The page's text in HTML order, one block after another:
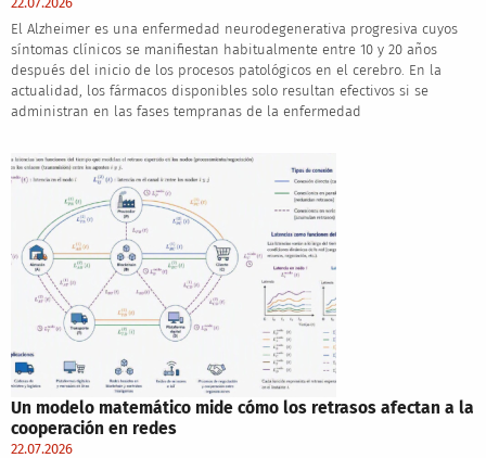
El Alzheimer es una enfermedad neurodegenerativa progresiva cuyos
síntomas clínicos se manifiestan habitualmente entre 10 y 20 años
después del inicio de los procesos patológicos en el cerebro. En la
actualidad, los fármacos disponibles solo resultan efectivos si se
administran en las fases tempranas de la enfermedad
Un modelo matemático mide cómo los retrasos afectan a la
cooperación en redes
22.07.2026